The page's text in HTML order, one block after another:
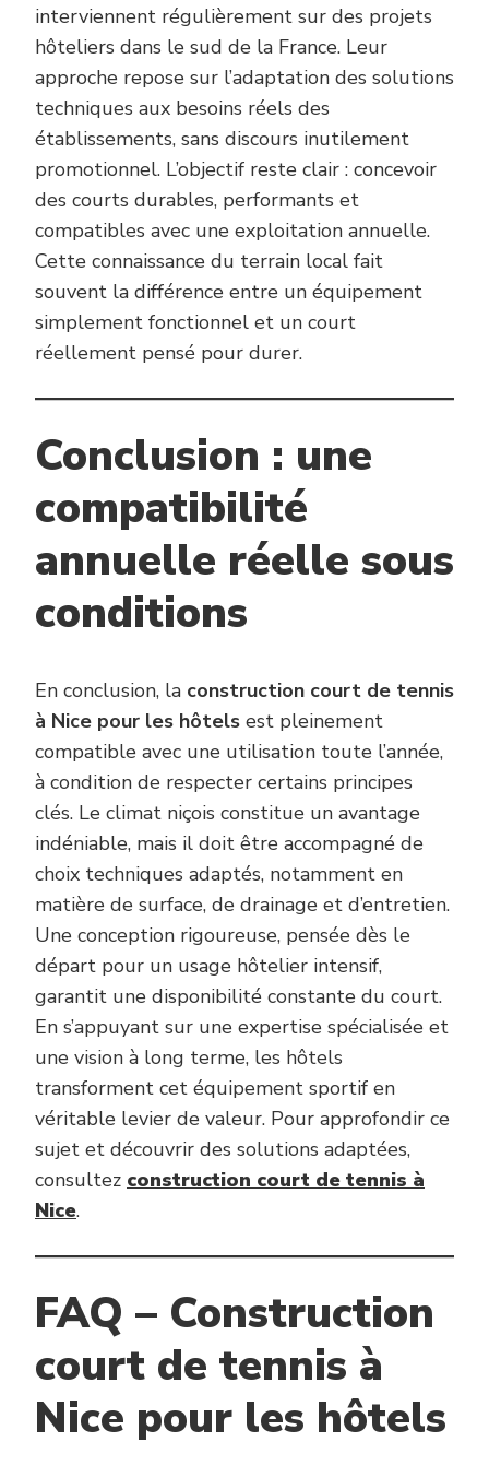
interviennent régulièrement sur des projets
hôteliers dans le sud de la France. Leur
approche repose sur l’adaptation des solutions
techniques aux besoins réels des
établissements, sans discours inutilement
promotionnel. L’objectif reste clair : concevoir
des courts durables, performants et
compatibles avec une exploitation annuelle.
Cette connaissance du terrain local fait
souvent la différence entre un équipement
simplement fonctionnel et un court
réellement pensé pour durer.
Conclusion : une
compatibilité
annuelle réelle sous
conditions
En conclusion, la construction court de tennis
à Nice pour les hôtels est pleinement
compatible avec une utilisation toute l’année,
à condition de respecter certains principes
clés. Le climat niçois constitue un avantage
indéniable, mais il doit être accompagné de
choix techniques adaptés, notamment en
matière de surface, de drainage et d’entretien.
Une conception rigoureuse, pensée dès le
départ pour un usage hôtelier intensif,
garantit une disponibilité constante du court.
En s’appuyant sur une expertise spécialisée et
une vision à long terme, les hôtels
transforment cet équipement sportif en
véritable levier de valeur. Pour approfondir ce
sujet et découvrir des solutions adaptées,
consultez construction court de tennis à
Nice.
FAQ – Construction
court de tennis à
Nice pour les hôtels